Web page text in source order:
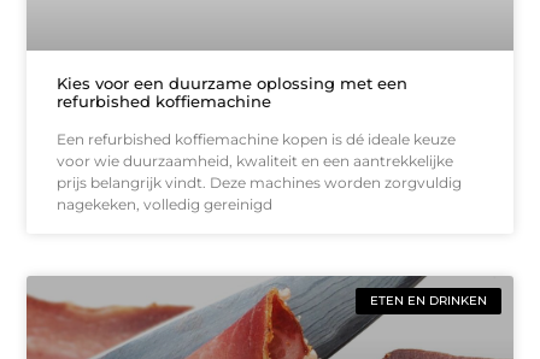
Kies voor een duurzame oplossing met een
refurbished koffiemachine
Een refurbished koffiemachine kopen is dé ideale keuze
voor wie duurzaamheid, kwaliteit en een aantrekkelijke
prijs belangrijk vindt. Deze machines worden zorgvuldig
nagekeken, volledig gereinigd
ETEN EN DRINKEN